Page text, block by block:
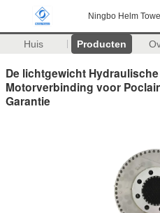
Ningbo Helm
Huis Producten
De lichtgewicht
Motorverbinding voor
Garantie